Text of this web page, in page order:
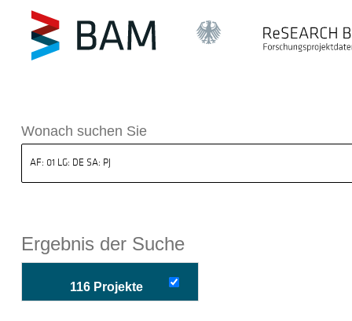
BAM
Wonach suchen Sie
Ergebnis der Suche
116 Projekte